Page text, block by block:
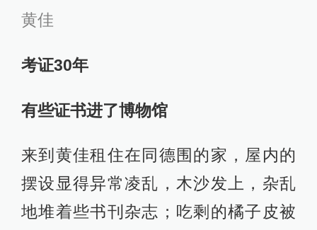
黄佳
考证30年
有些证书进了博物馆
来到黄佳租住在同德围的家，屋内的
摆设显得异常凌乱，木沙发上，杂乱
地堆着些书刊杂志；吃剩的橘子皮被